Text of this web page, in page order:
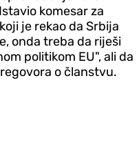
komesar za
je rekao da Srbija
onda treba da riješi
politikom EU", ali da
o članstvu.